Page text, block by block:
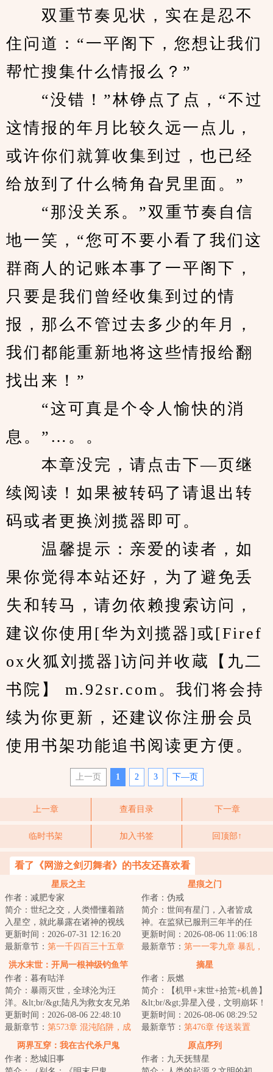
双重节奏见状，实在是忍不
住问道：“一平阁下，您想让我们
帮忙搜集什么情报么？”
“没错！”林铮点了点，“不过
这情报的年月比较久远一点儿，
或许你们就算收集到过，也已经
给放到了什么犄角旮旯里面。”
“那没关系。”双重节奏自信
地一笑，“您可不要小看了我们这
群商人的记账本事了一平阁下，
只要是我们曾经收集到过的情
报，那么不管过去多少的年月，
我们都能重新地将这些情报给翻
找出来！”
“这可真是个令人愉快的消
息。”…。。
本章没完，请点击下—页继
续阅读！如果被转码了请退出转
码或者更换浏揽器即可。
温馨提示：亲爱的读者，如
果你觉得本站还好，为了避免丢
失和转马，请勿依赖搜索访问，
建议你使用[华为刘揽器]或[Firef
ox火狐刘揽器]访问并收蔵【九二
书院】 m.92sr.com。我们将会持
续为你更新，还建议你注册会员
使用书架功能追书阅读更方便。
上一页 1 2 3 下—页
上一章 查看目录 下一章
临时书架 加入书签 回顶部↑
看了《网游之剑刃舞者》的书友还喜欢看
星辰之主
作者：减肥专家
简介：世纪之交，人类懵懂着踏
入星空，就此暴露在诸神的视线
之下。少年罗南背负着祖父的罪
孽，走出实验室...
更新时间：2026-07-31 12:16:20
最新章节： 第一千四百三十五章
四连星（下）
星痕之门
作者：伪戒
简介：世间有星门，入者皆成
神。在监狱已服刑三年半的任
也，突然被一位神秘人接见。对
方说：“如果你愿意...
更新时间：2026-08-06 11:06:18
最新章节： 第一一零九章 暴乱，
洪水末世：开局一根神级钓鱼竿
作者：暮有咕洋
简介：暴雨灭世，全球沦为汪
洋。&lt;br/&gt;陆凡为救女友兄弟
豁出性命，却被一刀穿心，推下
船喂鲨鱼。&lt...
更新时间：2026-08-06 22:48:10
最新章节： 第573章 混沌陷阱，成
为猎物的众人
摘星
作者：辰燃
简介：【机甲+末世+拾荒+机兽】
&lt;br/&gt;异星入侵，文明崩坏！
生态剧变，末日降临！&lt;br/&gt;
机兽战...
更新时间：2026-08-06 08:29:52
最新章节： 第476章 传送装置
两界互穿：我在古代杀尸鬼
作者：愁城旧事
原点序列
作者：九天抚彗星